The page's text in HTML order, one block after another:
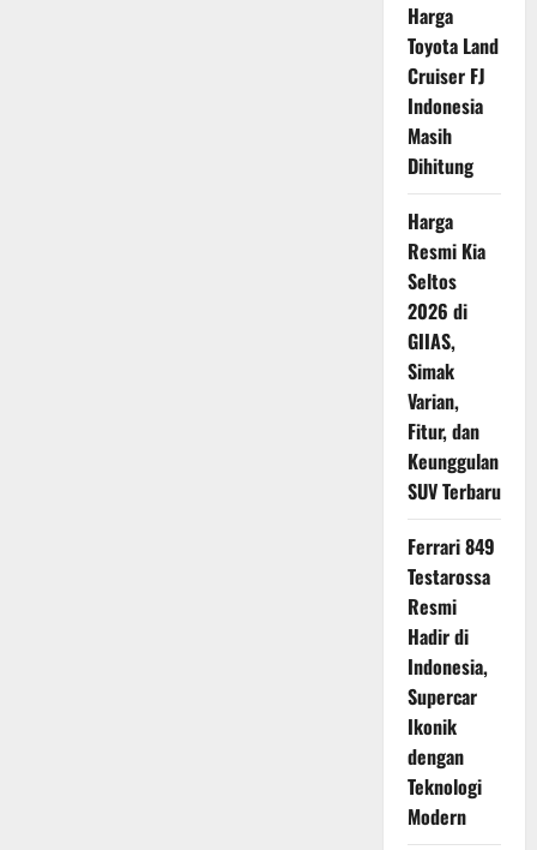
Harga
Toyota Land
Cruiser FJ
Indonesia
Masih
Dihitung
Harga
Resmi Kia
Seltos
2026 di
GIIAS,
Simak
Varian,
Fitur, dan
Keunggulan
SUV Terbaru
Ferrari 849
Testarossa
Resmi
Hadir di
Indonesia,
Supercar
Ikonik
dengan
Teknologi
Modern